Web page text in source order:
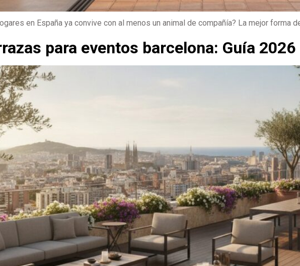
en España ya convive con al menos un animal de compañía? La mejor forma
para eventos barcelona: Guía 2026